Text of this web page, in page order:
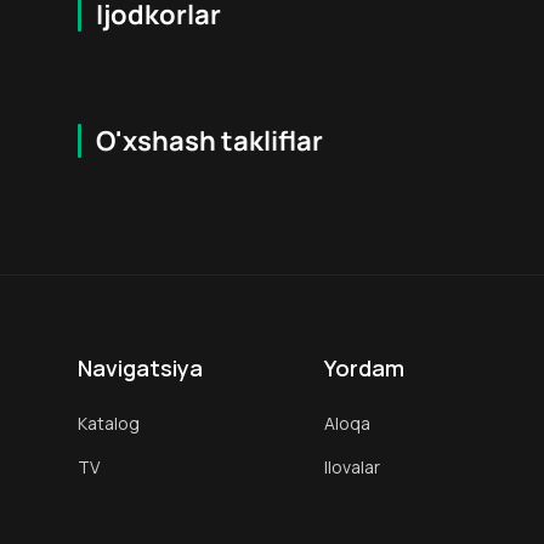
Ijodkorlar
O'xshash takliflar
Navigatsiya
Katalog
TV
Yordam
Aloqa
Ilovalar